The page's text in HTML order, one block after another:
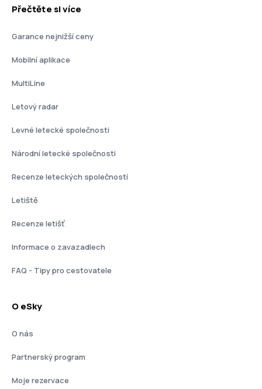
Přečtěte si více
Garance nejnižší ceny
Mobilní aplikace
MultiLine
Letový radar
Levné letecké společnosti
Národní letecké společnosti
Recenze leteckých společností
Letiště
Recenze letišť
Informace o zavazadlech
FAQ - Tipy pro cestovatele
O eSky
O nás
Partnerský program
Moje rezervace